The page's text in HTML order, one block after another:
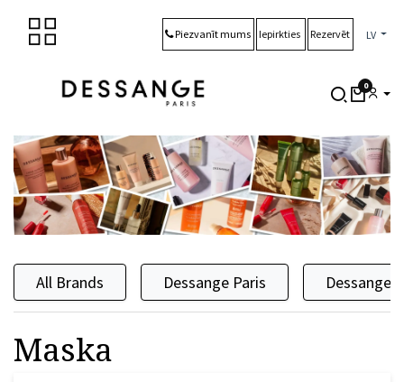
0
Piezvanīt mums Iepirkties Rezervēt LV
All Brands Dessange Paris Dessange
Maska